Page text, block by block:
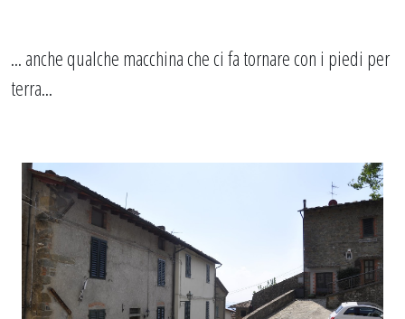
... anche qualche macchina che ci fa tornare con i piedi per
terra...